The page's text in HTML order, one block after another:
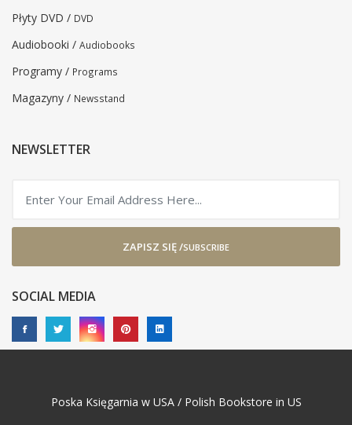
Płyty DVD / DVD
Audiobooki / Audiobooks
Programy / Programs
Magazyny / Newsstand
NEWSLETTER
ZAPISZ SIĘ /SUBSCRIBE
SOCIAL MEDIA
Poska Księgarnia w USA / Polish Bookstore in US